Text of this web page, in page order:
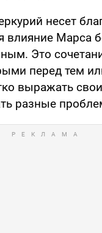
несет
влияние Марса
Это
перед тем
выражать
разные